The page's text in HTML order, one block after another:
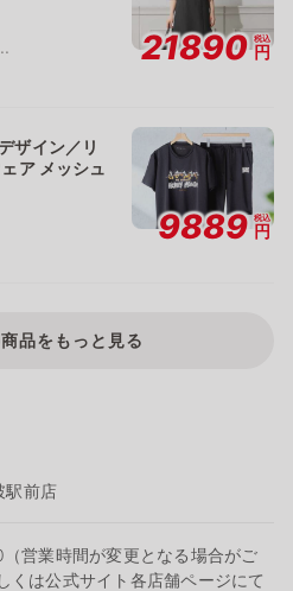
21890 税込
円
ザイン／リ
ア メッシュ
9889 税込
円
品をもっと見る
駅前店
営業時間が変更となる場合がご
くは公式サイト各店舗ページにて